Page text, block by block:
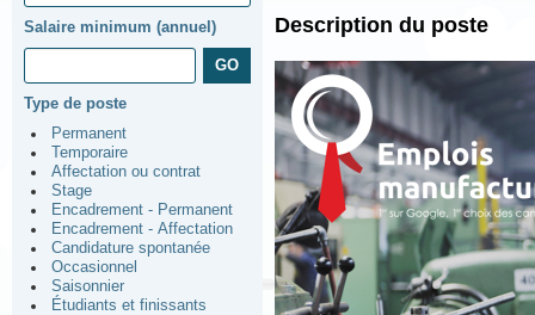
Salaire minimum (annuel)
Type de poste
Permanent
Temporaire
Affectation ou contrat
Stage
Encadrement - Permanent
Encadrement - Affectation
Candidature spontanée
Occasionnel
Saisonnier
Étudiants et finissants
Description du poste